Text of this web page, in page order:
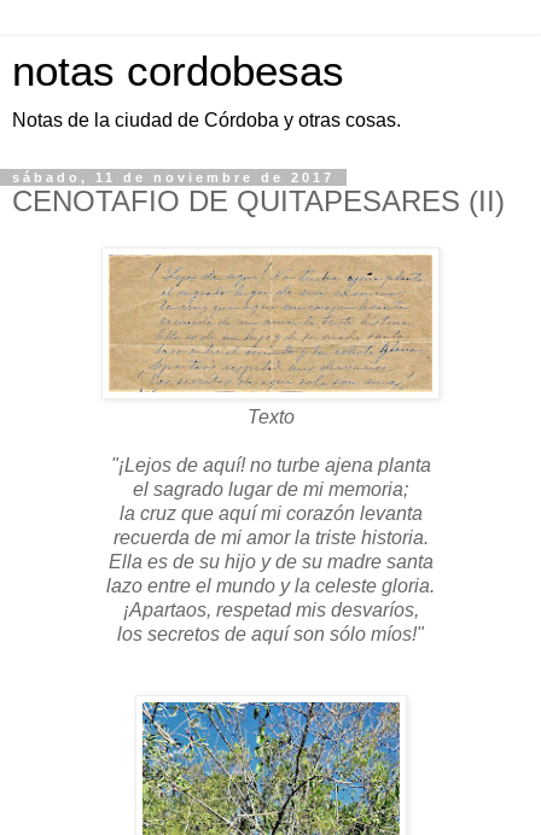
notas cordobesas
Notas de la ciudad de Córdoba y otras cosas.
sábado, 11 de noviembre de 2017
CENOTAFIO DE QUITAPESARES (II)
Texto
"¡Lejos de aquí! no turbe ajena planta
el sagrado lugar de mi memoria;
la cruz que aquí mi corazón levanta
recuerda de mi amor la triste historia.
Ella es de su hijo y de su madre santa
lazo entre el mundo y la celeste gloria.
¡Apartaos, respetad mis desvaríos,
los secretos de aquí son sólo míos!"